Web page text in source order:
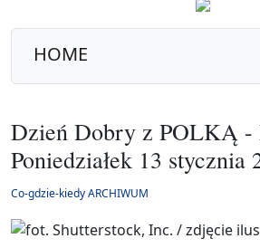
HOME
Dzień Dobry z POLKĄ -
Poniedziałek 13 stycznia
Co-gdzie-kiedy ARCHIWUM